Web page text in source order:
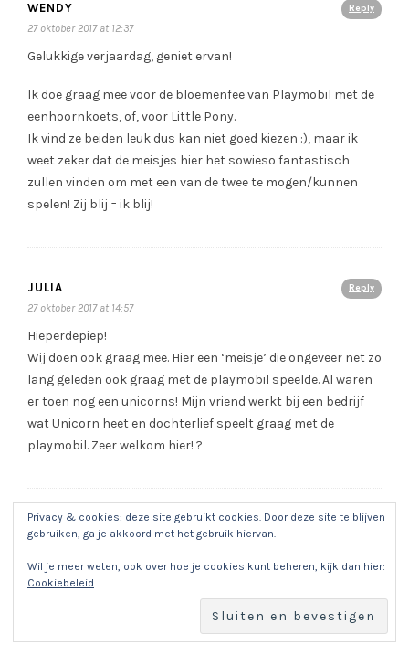
Reply
WENDY
27 oktober 2017 at 12:37
Gelukkige verjaardag, geniet ervan!
Ik doe graag mee voor de bloemenfee van Playmobil met de
eenhoornkoets, of, voor Little Pony.
Ik vind ze beiden leuk dus kan niet goed kiezen :), maar ik
weet zeker dat de meisjes hier het sowieso fantastisch
zullen vinden om met een van de twee te mogen/kunnen
spelen! Zij blij = ik blij!
Reply
JULIA
27 oktober 2017 at 14:57
Hieperdepiep!
Wij doen ook graag mee. Hier een ‘meisje’ die ongeveer net zo
lang geleden ook graag met de playmobil speelde. Al waren
er toen nog een unicorns! Mijn vriend werkt bij een bedrijf
wat Unicorn heet en dochterlief speelt graag met de
playmobil. Zeer welkom hier! ?
BÉ VERMEIREN
Proficiat <3
Mijn meisje droomt van de Playmobil Fairies en heeft er
alvast enkele setjes van op haar sintlijstje gezet.
Privacy & cookies: deze site gebruikt cookies. Door deze site te blijven
gebruiken, ga je akkoord met het gebruik hiervan.
Wil je meer weten, ook over hoe je cookies kunt beheren, kijk dan hier:
Cookiebeleid